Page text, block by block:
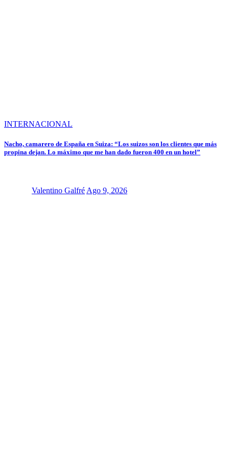
INTERNACIONAL
Nacho, camarero de España en Suiza: “Los suizos son los clientes que más
propina dejan. Lo máximo que me han dado fueron 400 en un hotel”
Valentino Galfré Ago 9, 2026